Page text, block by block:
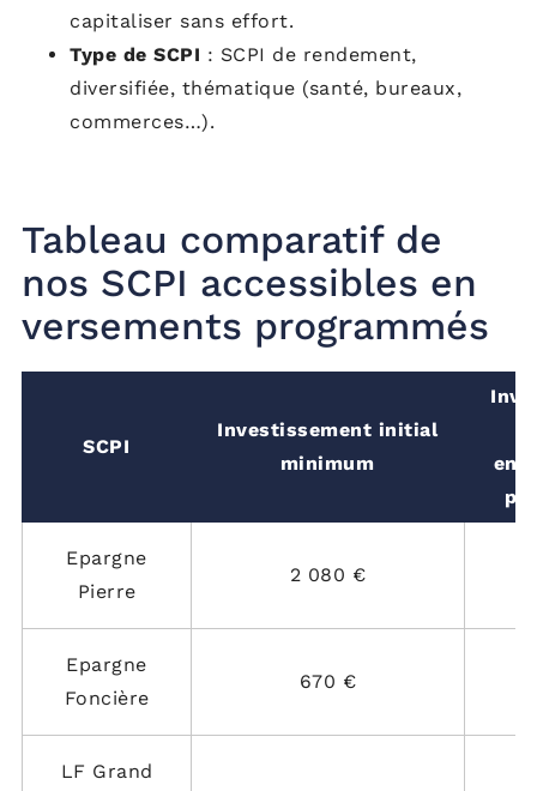
capitaliser sans effort.
Type de SCPI : SCPI de rendement,
diversifiée, thématique (santé, bureaux,
commerces…).
Tableau comparatif de
nos SCPI accessibles en
versements programmés
SCPI
Investissement initial
minimum
en
Epargne
Pierre
2 080 €
Epargne
Foncière
670 €
LF Grand